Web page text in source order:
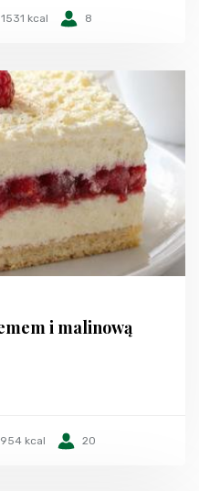
1531 kcal 8
i malinową
kcal 20